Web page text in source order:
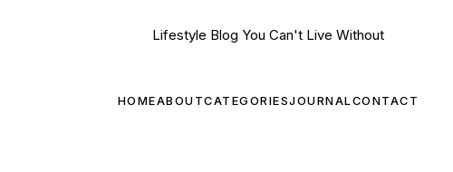
Lifestyle Blog You Can't Live Without
HOMEABOUTCATEGORIESJOURNALCONTACT